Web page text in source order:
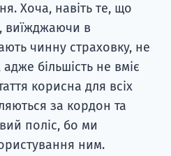
Хоча, навіть те, що
виїжджаючи в
чинну страховку, не
адже більшість не вміє
корисна для всіх
за кордон та
поліс, бо ми
ним.